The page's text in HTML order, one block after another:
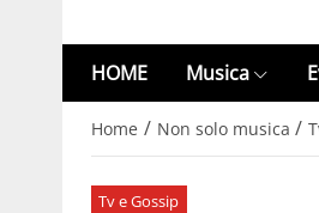
HOME Musica
Home / Non solo musica /
Tv e Gossip